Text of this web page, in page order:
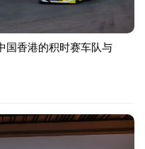
国香港的积时赛车队与